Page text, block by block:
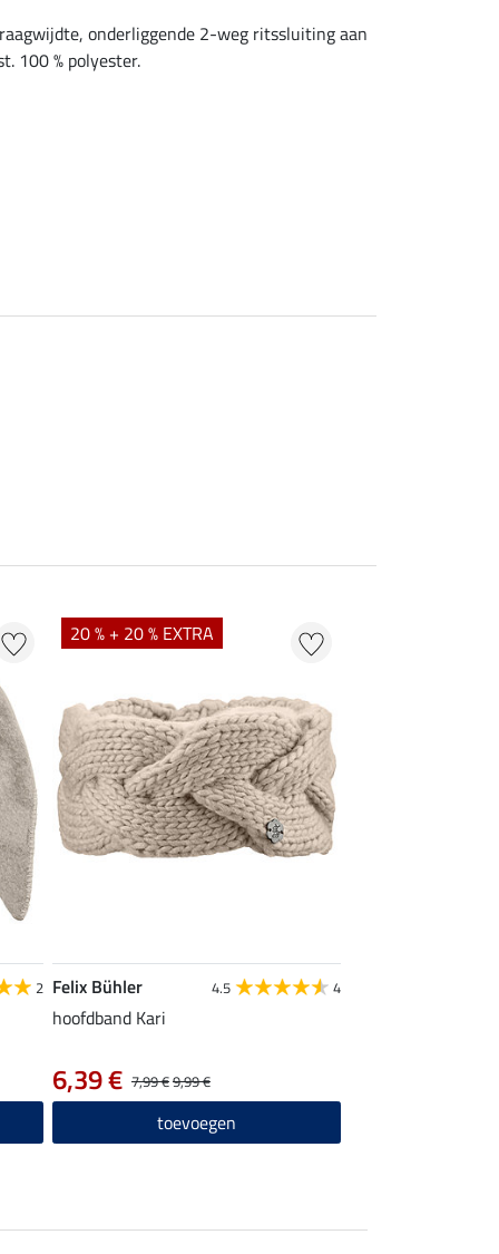
onderliggende 2-weg ritssluiting aan
100 % polyester.
2
20 % + 20 % EXTRA
Felix Bühler 4.5 4
hoofdband Kari
7,99 €9,99 €
6,39 €
toevoegen